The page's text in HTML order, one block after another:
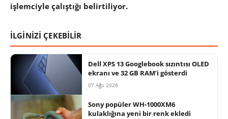
işlemciyle çalıştığı belirtiliyor.
İLGİNİZİ ÇEKEBİLİR
Dell XPS 13 Googlebook sızıntısı OLED
ekranı ve 32 GB RAM’i gösterdi
07 Ağu 2026
Sony popüler WH-1000XM6
kulaklığına yeni bir renk ekledi